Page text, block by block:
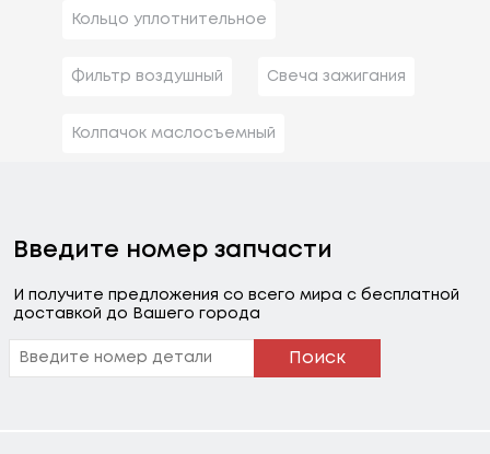
Кольцо уплотнительное
Фильтр воздушный Свеча зажигания
Колпачок маслосъемный
Введите номер запчасти
И получите предложения со всего мира с бесплатной
доставкой до Вашего города
Поиск